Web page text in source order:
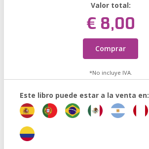
Valor total:
€ 8,00
Comprar
*No incluye IVA.
Este libro puede estar a la venta en: